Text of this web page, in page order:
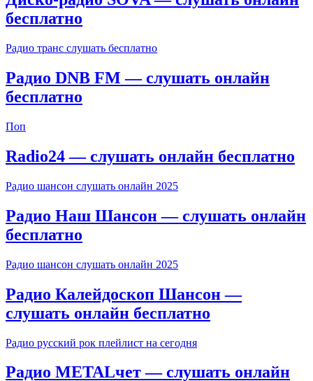
бесплатно
Радио транс слушать бесплатно
Радио DNB FM — слушать онлайн
бесплатно
Поп
Radio24 — слушать онлайн бесплатно
Радио шансон слушать онлайн 2025
Радио Наш Шансон — слушать онлайн
бесплатно
Радио шансон слушать онлайн 2025
Радио Калейдоскоп Шансон —
слушать онлайн бесплатно
Радио русский рок плейлист на сегодня
Радио METALчет — слушать онлайн